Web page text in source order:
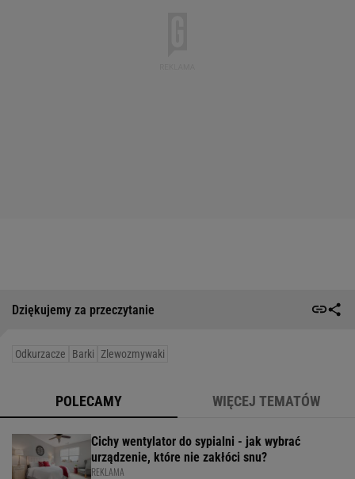
Dziękujemy za przeczytanie
Odkurzacze Barki Zlewozmywaki
POLECAMY WIĘCEJ TEMATÓW
Cichy wentylator do sypialni - jak wybrać
urządzenie, które nie zakłóci snu?
REKLAMA